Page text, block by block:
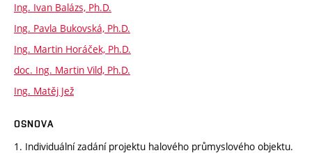
Ing. Ivan Balázs, Ph.D.
Ing. Pavla Bukovská, Ph.D.
Ing. Martin Horáček, Ph.D.
doc. Ing. Martin Vild, Ph.D.
Ing. Matěj Jež
OSNOVA
1. Individuální zadání projektu halového průmyslového objektu.